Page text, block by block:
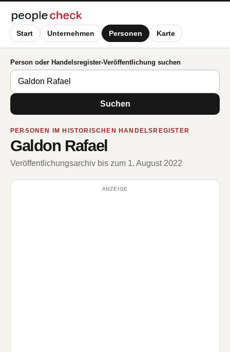
Start Unternehmen Personen Karte
Person oder Handelsregister-Veröffentlichung suchen
Suchen
PERSONEN IM HISTORISCHEN HANDELSREGISTER
Galdon Rafael
Veröffentlichungsarchiv bis zum 1. August 2022
ANZEIGE